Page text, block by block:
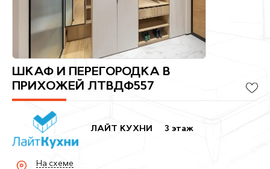
ШКАФ И ПЕРЕГОРОДКА В
ПРИХОЖЕЙ ЛТВДФ557
ЛАЙТ КУХНИ 3 этаж
На схеме